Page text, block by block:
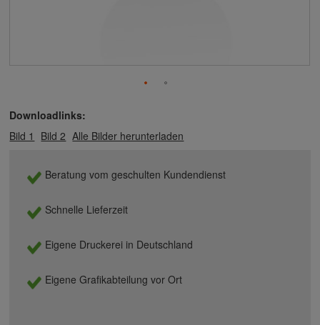
Downloadlinks:
Bild 1
Bild 2 Alle Bilder herunterladen
Beratung vom geschulten Kundendienst
Schnelle Lieferzeit
Eigene Druckerei in Deutschland
Eigene Grafikabteilung vor Ort